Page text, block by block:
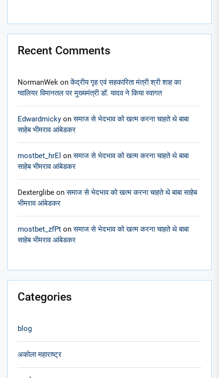
Recent Comments
NormanWek onकेंद्रीय गृह एवं सहकारिता मंत्री श्री शाह का
ग्वालियर विमानतल पर मुख्यमंत्री डॉ. यादव ने किया स्वागत
Edwardmicky onसमाज से भेदभाव को खत्म करना चाहते थे बाबा
साहेब भीमराव आंबेडकर
mostbet_hrEl onसमाज से भेदभाव को खत्म करना चाहते थे बाबा
साहेब भीमराव आंबेडकर
Dexterglibe onसमाज से भेदभाव को खत्म करना चाहते थे बाबा साहेब
भीमराव आंबेडकर
mostbet_zfPt onसमाज से भेदभाव को खत्म करना चाहते थे बाबा
साहेब भीमराव आंबेडकर
Categories
blog
अकोला महाराष्ट्र